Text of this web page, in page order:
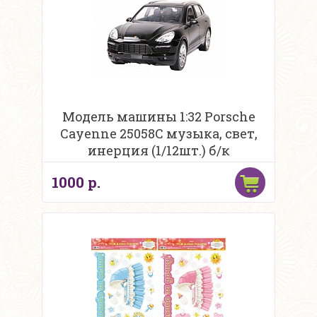
Модель машины 1:32 Porsche
Cayenne 25058С музыка, свет,
инерция (1/12шт.) б/к
1000 р.